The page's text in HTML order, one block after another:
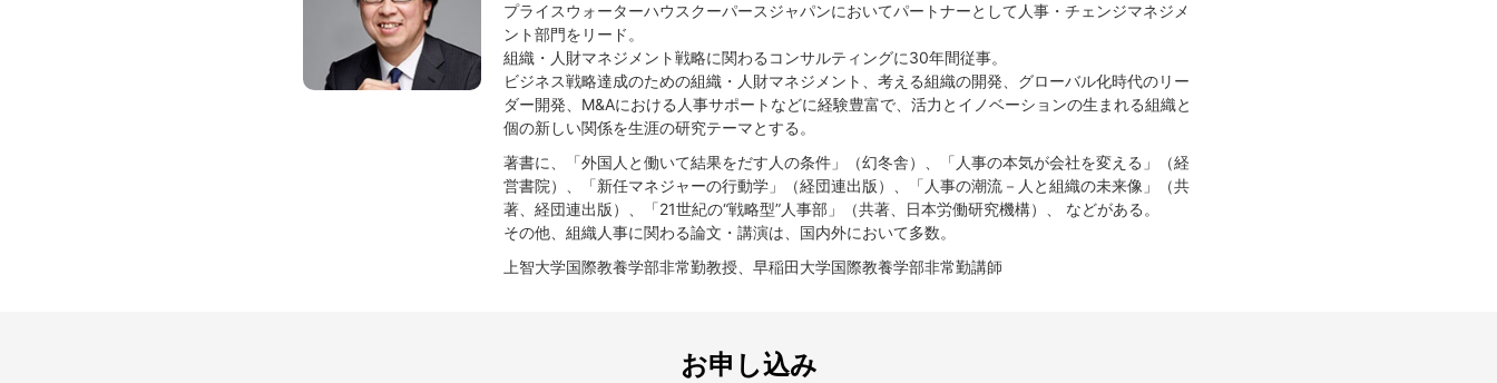
プライスウォーターハウスクーパースジャパンにおいてパートナーとして人事・チェンジマネジメ
ント部門をリード。
組織・人財マネジメント戦略に関わるコンサルティングに30年間従事。
ビジネス戦略達成のための組織・人財マネジメント、考える組織の開発、グローバル化時代のリー
ダー開発、M&Aにおける人事サポートなどに経験豊富で、活力とイノベーションの生まれる組織と
個の新しい関係を生涯の研究テーマとする。
著書に、「外国人と働いて結果をだす人の条件」（幻冬舎）、「人事の本気が会社を変える」（経
営書院）、「新任マネジャーの行動学」（経団連出版）、「人事の潮流－人と組織の未来像」（共
著、経団連出版）、「21世紀の“戦略型”人事部」（共著、日本労働研究機構）、 などがある。
その他、組織人事に関わる論文・講演は、国内外において多数。
上智大学国際教養学部非常勤教授、早稲田大学国際教養学部非常勤講師​​
お申し込み